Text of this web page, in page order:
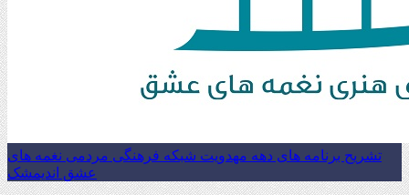
تشریح برنامه های دهه مهدویت شبکه فرهنگی مردمی نغمه های
عشق اندیمشک